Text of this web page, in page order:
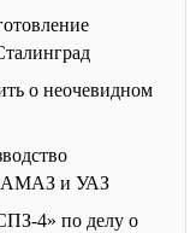
о неочевидном
и УАЗ
4» по делу о